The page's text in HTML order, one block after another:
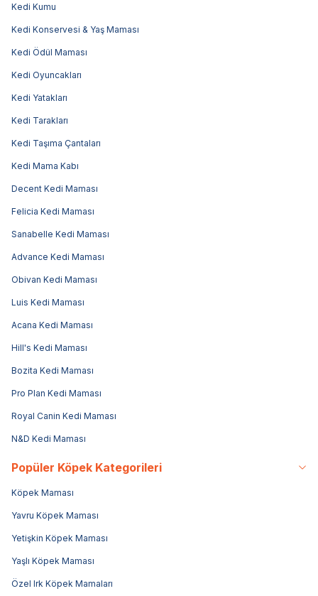
Kedi Kumu
Kedi Konservesi & Yaş Maması
Kedi Ödül Maması
Kedi Oyuncakları
Kedi Yatakları
Kedi Tarakları
Kedi Taşıma Çantaları
Kedi Mama Kabı
Decent Kedi Maması
Felicia Kedi Maması
Sanabelle Kedi Maması
Advance Kedi Maması
Obivan Kedi Maması
Luis Kedi Maması
Acana Kedi Maması
Hill's Kedi Maması
Bozita Kedi Maması
Pro Plan Kedi Maması
Royal Canin Kedi Maması
N&D Kedi Maması
Popüler Köpek Kategorileri
Köpek Maması
Yavru Köpek Maması
Yetişkin Köpek Maması
Yaşlı Köpek Maması
Özel Irk Köpek Mamaları